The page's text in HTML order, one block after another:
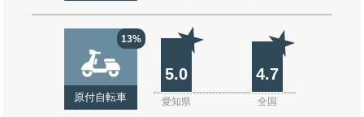
13%
原付自転車
5.0 4.7
愛知県 全国